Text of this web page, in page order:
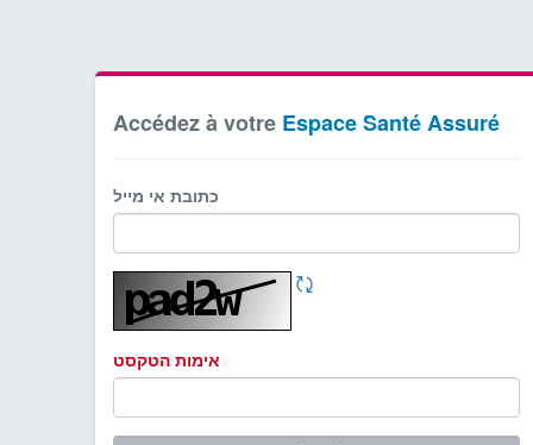
Accédez à votre Espace Santé Assuré
כתובת אי מייל
אימות הטקסט